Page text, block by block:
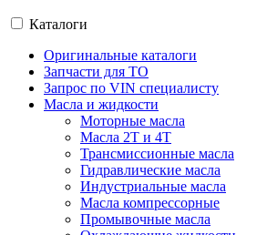
Каталоги
Оригинальные каталоги
Запчасти для ТО
Запрос по VIN специалисту
Масла и жидкости
Моторные масла
Масла 2Т и 4Т
Трансмиссионные масла
Гидравлические масла
Индустриальные масла
Масла компрессорные
Промывочные масла